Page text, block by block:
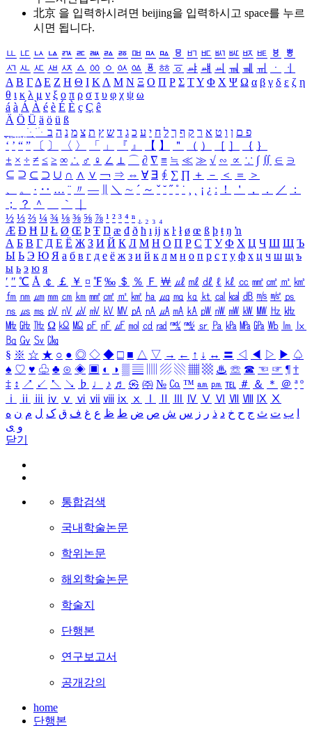
北京 을 입력하시려면 beijing을 입력하시고 space를 누르
시면 됩니다.
ㅥ ㅦ ㅧ ㅨ ㅩ ㅪ ㅫ ㅬ ㅭ ㅮ ㅯ ㅰ ㅱ ㅲ ㅳ ㅴ ㅵ ㅶ ㅷ ㅸ
ㅹ
ㅺ ㅻ ㅼ ㅽ ㅾ ㅿ ㆀ ㆁ ㆂ ㆃ ㆄ ㆅ ㆆ ㆇ ㆈ ㆉ ㆊ ㆋ ㆌ ㆍ
ㆎ
Α Β ΓΔ Ε Ζ Η Θ Ι ΚΛ Μ Ν Ξ Ο Π Ρ Σ ΤΥ Φ Χ Ψ Ω α β γ δ ε ζ η
θ ι κ λ μ ν ξ ο π ρ σ τ υ φ χ ψ ω
á à Á À é è É È ç Ç ê
Ä Ö Ü ä ö ü ß
ִֶֹ ֻּ ׁׂ פ ם ן ו ט א ר ק ף ך ל ח י ע כ ג ד ש ץ ת צ מ נ ה ב
‘ ’ “ ” 〔 〕 〈 〉 「 」 『 』 【 】 ＂ （ ） ［ ］ ｛ ｝
± × ÷ ≠ ≤ ≥ ∞ ∴ ♂ ♀ ∠ ⊥ ⌒ ∂ ∇ ≡ ≒ ≪ ≫ √ ∽ ∝ ∵ ∫ ∬ ∈ ∋
⊆ ⊇ ⊂ ⊃ ∪ ∩ ∧ ∨ ￢ ⇒ ⇔ ∀ ∃ ∮ ∑ ∏ ＋ － ＜ ＝
＞
、
。 · ‥ … ¨ 〃 ― ＼ ∼ ´ ～ ˇ ˘ ˝ ˚ ˙ ¸ ¡ ¿ ː ！ ＇ ， ． ／
：
；
？ ＾ ｀
½ ⅓ ⅔ ¼ ¾ ⅛ ⅜ ⅝ ⅞ ¹ ² ³ ⁴ ⁿ ₁ ₂ ₃ ₄
Æ Ð Ħ Ĳ Ł Ø Œ Þ Ŧ Ŋ æ đ ð ħ ı ĳ ĸ ŀ ł ø œ ß þ ŧ ŋ ŉ
А Б В Г Д Е Ё Ж З И Й К Л М Н О П Р С Т У Ф Х Ц Ч Ш Щ Ъ
Ы Ь Э Ю Я а б в г д е ё ж з и й к л м н о п р с т у ф х ц ч ш щ ъ
ы ь э ю я
′ ″ ℃ Å ￠ ￡ ￥ ¤ ℉ ‰ ＄ ％ Ｆ ￦ ㎕ ㎖ ㎗ ℓ ㎘ ㏄ ㎣ ㎤ ㎥ ㎦
㎙ ㎚ ㎛ ㎜ ㎝ ㎞ ㎟ ㎠ ㎡ ㎢ ㏊ ㎍ ㎎ ㎏ ㏏ ㎈ ㎉ ㏈ ㎧ ㎨ ㎰
㎱ ㎲ ㎳ ㎴ ㎵ ㎶ ㎷ ㎸ ㎹ ㎀ ㎁ ㎂ ㎃ ㎄ ㎺ ㎻ ㎽ ㎾ ㎿ ㎐ ㎑
㎒ ㎓ ㎔ Ω ㏀ ㏁ ㎊ ㎋ ㎌ ㏖ ㏅ ㎭ ㎮ ㎯ ㏛ ㎩ ㎪ ㎫ ㎬ ㏝ ㏐
㏓
㏃ ㏉ ㏜ ㏆
§ ※ ☆ ★ ○ ● ◎ ◇ ◆ □ ■ △ ▽ → ← ↑ ↓ ↔ 〓 ◁ ◀ ▷ ▶ ♤
♠ ♡ ♥ ♧ ♣ ⊙ ◈ ▣ ◐ ◑ ▒ ▤ ▨ ▧ ▦ ▩ ♨ ☏ ☎ ☜ ☞ ¶ †
‡ ↕ ↗ ↙ ↖ ↘ ♭ ♩ ♪ ♬ ㉿ ㈜ № ㏇ ™ ㏂ ㏘ ℡ ＃ ＆ ＊ ＠ ª º
ⅰ
ⅱ ⅲ ⅳ ⅴ ⅵ ⅶ ⅷ ⅸ ⅹ Ⅳ Ⅴ Ⅵ Ⅶ Ⅷ Ⅸ Ⅹ
ب ت ث ج ح خ د ذ ر ز س ش ص ض ط ظ ع غ ف ق ک ل م ن ه
و ی
닫기
통합검색
국내학술논문
학위논문
해외학술논문
학술지
단행본
연구보고서
공개강의
home
단행본